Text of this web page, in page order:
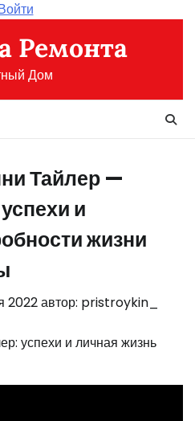
Ремонта
Дом
Тайлер —
и
жизни
2022автор: pristroykin_